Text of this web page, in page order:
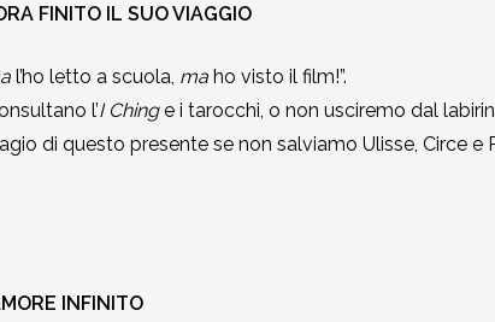
FINITO IL SUO VIAGGIO
l’ho letto a scuola, ma ho visto il film!”.
l’I Chinge i tarocchi, o non usciremo dal
di questo presente se non salviamo Ulisse, Circe e
INFINITO